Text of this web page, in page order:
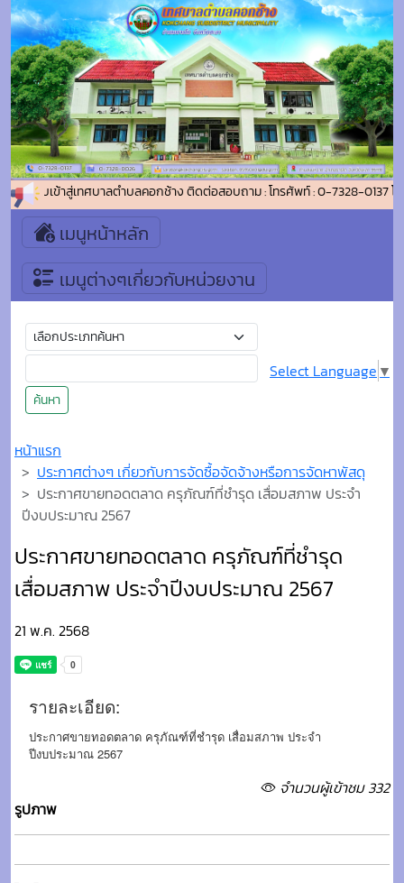
อนรับเข้าสู่เทศบาลตำบลคอกช้าง ติดต่อสอบถาม : โทรศัพท์ : 0-7328-0137 โ
เมนูหน้าหลัก
เมนูต่างๆเกี่ยวกับหน่วยงาน
ค้นหา
Select Language ▼
หน้าแรก
ประกาศต่างๆ เกี่ยวกับการจัดซื้อจัดจ้างหรือการจัดหาพัสดุ
ประกาศขายทอดตลาด ครุภัณฑ์ที่ชำรุด เสื่อมสภาพ ประจำ
ปีงบประมาณ 2567
ประกาศขายทอดตลาด ครุภัณฑ์ที่ชำรุด
เสื่อมสภาพ ประจำปีงบประมาณ 2567
21 พ.ค. 2568
รายละเอียด:
ประกาศขายทอดตลาด ครุภัณฑ์ที่ชำรุด เสื่อมสภาพ ประจำ
ปีงบประมาณ 2567
จำนวนผู้เข้าชม 332
รูปภาพ